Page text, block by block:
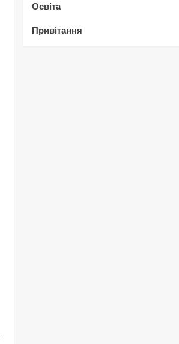
Освіта
Привітання